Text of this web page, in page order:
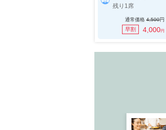
残り1席
通常価格4,500円
早割 4,000円